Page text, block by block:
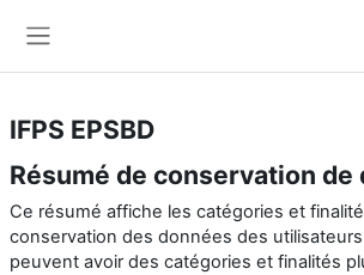
IFPS EPSBD
Résumé de conservation de
Ce résumé affiche les catégories et
conservation des données des
peuvent avoir des catégories et finalités